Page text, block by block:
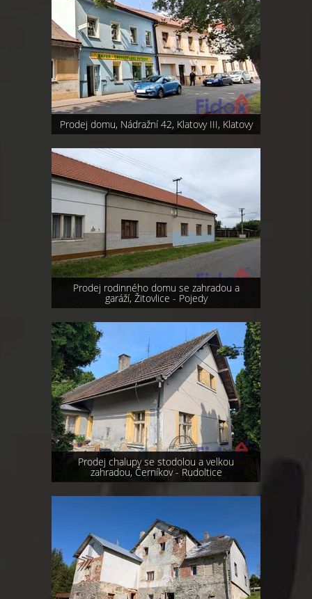
Prodej domu, Nádražní 42, Klatovy III, Klatovy
Prodej rodinného domu se zahradou a
garáží, Žitovlice - Pojedy
Prodej chalupy se stodolou a velkou
zahradou, Černíkov - Rudoltice